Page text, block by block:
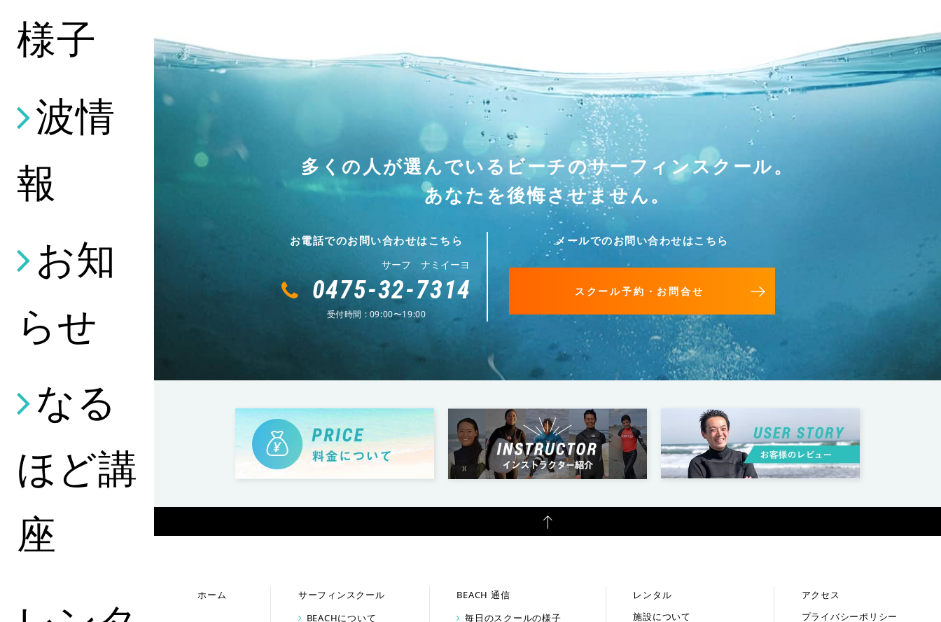
様子
波情
報
お知
らせ
なる
ほど講
座
多くの人が選んでいるビーチのサーフィンスクール。
あなたを後悔させません。
お電話でのお問い合わせはこちら
サーフ ナミイーヨ
0475-32-7314
受付時間 : 09:00〜19:00
メールでのお問い合わせはこちら
スクール予約・お問合せ
ホーム
サーフィンスクール
BEACHについて
BEACH 通信
毎日のスクールの様子
レンタル
施設について
アクセス
プライバシーポリシー